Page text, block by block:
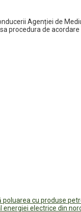
Agenției de
procedura de
cu produse
electrice din